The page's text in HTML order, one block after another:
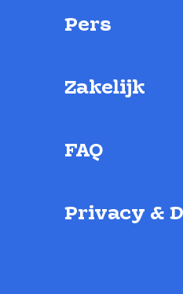
Pers
Zakelijk
FAQ
Privacy &